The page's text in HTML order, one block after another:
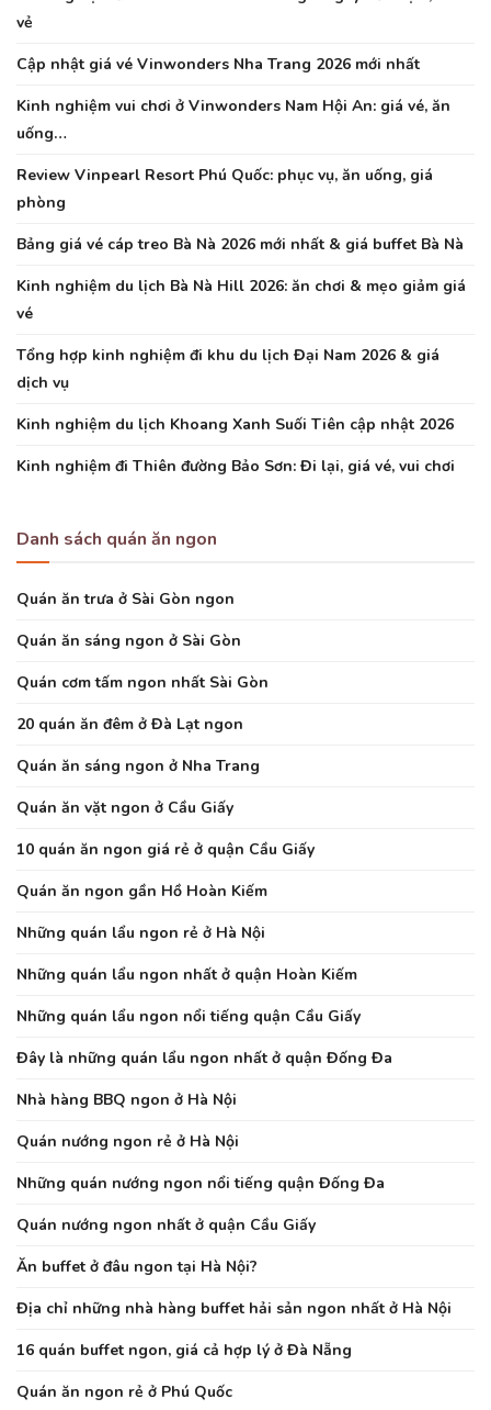
vẻ
Cập nhật giá vé Vinwonders Nha Trang 2026 mới nhất
Kinh nghiệm vui chơi ở Vinwonders Nam Hội An: giá vé, ăn
uống…
Review Vinpearl Resort Phú Quốc: phục vụ, ăn uống, giá
phòng
Bảng giá vé cáp treo Bà Nà 2026 mới nhất & giá buffet Bà Nà
Kinh nghiệm du lịch Bà Nà Hill 2026: ăn chơi & mẹo giảm giá
vé
Tổng hợp kinh nghiệm đi khu du lịch Đại Nam 2026 & giá
dịch vụ
Kinh nghiệm du lịch Khoang Xanh Suối Tiên cập nhật 2026
Kinh nghiệm đi Thiên đường Bảo Sơn: Đi lại, giá vé, vui chơi
Danh sách quán ăn ngon
Quán ăn trưa ở Sài Gòn ngon
Quán ăn sáng ngon ở Sài Gòn
Quán cơm tấm ngon nhất Sài Gòn
20 quán ăn đêm ở Đà Lạt ngon
Quán ăn sáng ngon ở Nha Trang
Quán ăn vặt ngon ở Cầu Giấy
10 quán ăn ngon giá rẻ ở quận Cầu Giấy
Quán ăn ngon gần Hồ Hoàn Kiếm
Những quán lẩu ngon rẻ ở Hà Nội
Những quán lẩu ngon nhất ở quận Hoàn Kiếm
Những quán lẩu ngon nổi tiếng quận Cầu Giấy
Đây là những quán lẩu ngon nhất ở quận Đống Đa
Nhà hàng BBQ ngon ở Hà Nội
Quán nướng ngon rẻ ở Hà Nội
Những quán nướng ngon nổi tiếng quận Đống Đa
Quán nướng ngon nhất ở quận Cầu Giấy
Ăn buffet ở đâu ngon tại Hà Nội?
Địa chỉ những nhà hàng buffet hải sản ngon nhất ở Hà Nội
16 quán buffet ngon, giá cả hợp lý ở Đà Nẵng
Quán ăn ngon rẻ ở Phú Quốc